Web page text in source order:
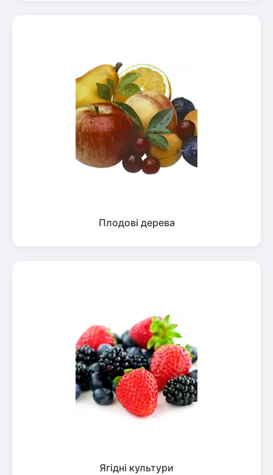
Плодові дерева
Ягідні культури